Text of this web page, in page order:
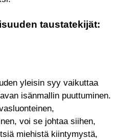
taustatekijät:
yleisin syy vaikuttaa
isänmallin puuttuminen.
voi se johtaa siihen,
miehistä kiintymystä,